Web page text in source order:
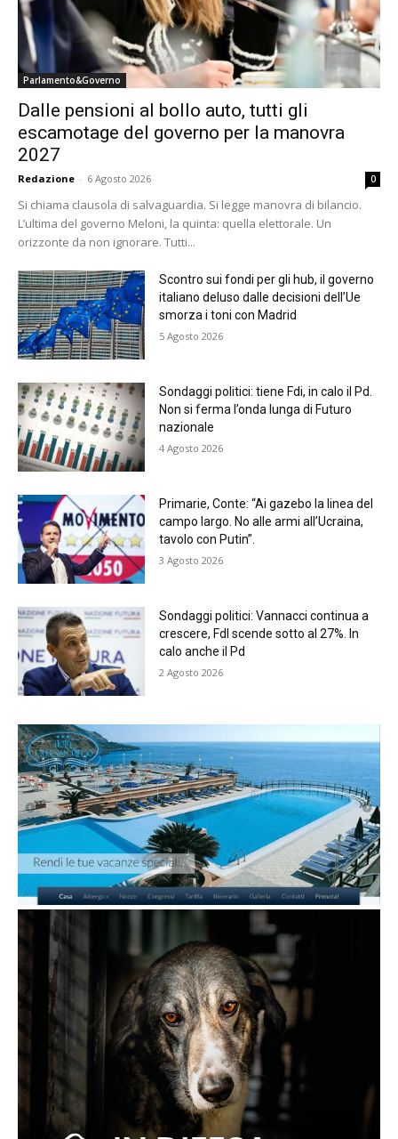
Parlamento&Governo
Dalle pensioni al bollo auto, tutti gli
escamotage del governo per la manovra
2027
Redazione - 6 Agosto 2026 0
Si chiama clausola di salvaguardia. Si legge manovra di bilancio.
L’ultima del governo Meloni, la quinta: quella elettorale. Un
orizzonte da non ignorare. Tutti...
Scontro sui fondi per gli hub, il governo
italiano deluso dalle decisioni dell’Ue
smorza i toni con Madrid
5 Agosto 2026
Sondaggi politici: tiene Fdi, in calo il Pd.
Non si ferma l’onda lunga di Futuro
nazionale
4 Agosto 2026
Primarie, Conte: “Ai gazebo la linea del
campo largo. No alle armi all’Ucraina,
tavolo con Putin”.
3 Agosto 2026
Sondaggi politici: Vannacci continua a
crescere, FdI scende sotto al 27%. In
calo anche il Pd
2 Agosto 2026